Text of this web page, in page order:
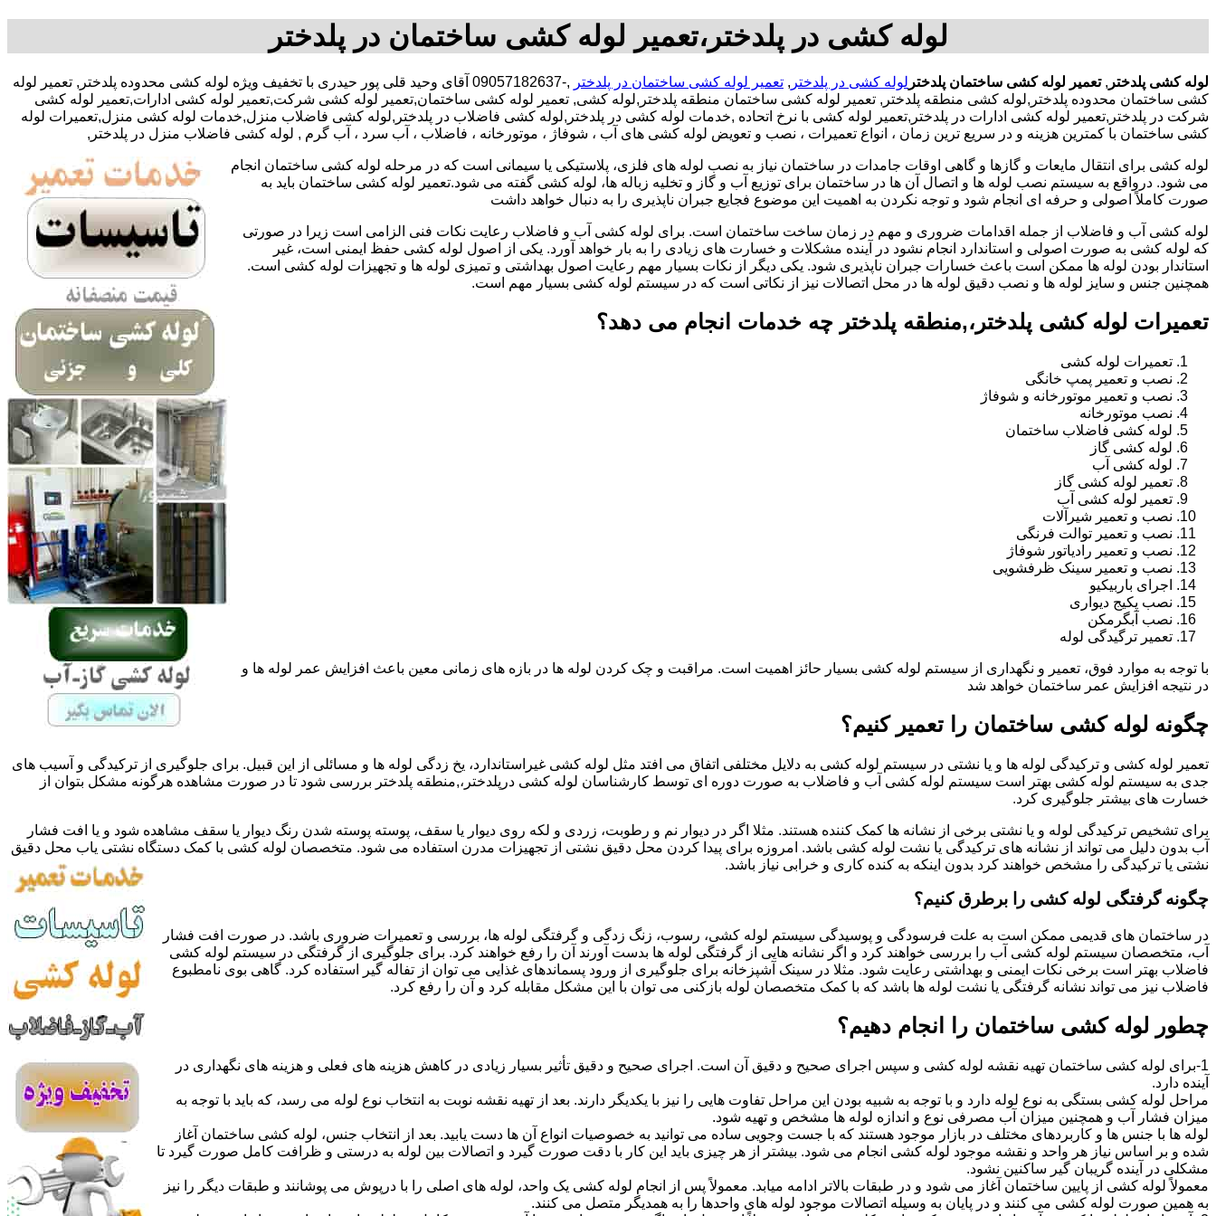
لوله کشی در پلدختر،تعمیر لوله کشی ساختمان در پلدختر
لوله کشی پلدختر ,تعمیر لوله کشی ساختمان پلدختر لوله کشی در پلدختر , تعمیر لوله کشی ساختمان در پلدختر
,-09057182637 آقای وحید قلی پور حیدری با تخفیف ویژه لوله کشی محدوده پلدختر, تعمیر لوله
کشی ساختمان محدوده پلدختر,لوله کشی منطقه پلدختر, تعمیر لوله کشی ساختمان منطقه پلدختر,لوله کشی, تعمیر لوله کشی ساختمان,تعمیر لوله کشی شرکت,تعمیر لوله کشی ادارات,تعمیر لوله کشی
شرکت در پلدختر,تعمیر لوله کشی ادارات در پلدختر,تعمیر لوله کشی با نرخ اتحاده ,خدمات لوله کشی در پلدختر,لوله کشی فاضلاب در پلدختر,لوله کشی فاضلاب منزل,خدمات لوله کشی منزل,تعمیرات لوله
کشی ساختمان با کمترین هزینه و در سریع ترین زمان ، انواع تعمیرات ، نصب و تعویض لوله کشی های آب ، شوفاژ ، موتورخانه ، فاضلاب ، آب سرد ، آب گرم , لوله کشی فاضلاب منزل در پلدختر,
لوله کشی برای انتقال مایعات و گازها و گاهی اوقات جامدات در ساختمان نیاز به نصب لوله های فلزی، پلاستیکی یا سیمانی است که در مرحله لوله کشی ساختمان انجام
می شود. درواقع به سیستم نصب لوله ها و اتصال آن ها در ساختمان برای توزیع آب و گاز و تخلیه زباله ها، لوله کشی گفته می شود.تعمیر لوله کشی ساختمان باید به
صورت کاملاً اصولی و حرفه ای انجام شود و توجه نکردن به اهمیت این موضوع فجایع جبران ناپذیری را به دنبال خواهد داشت
لوله کشی آب و فاضلاب از جمله اقدامات ضروری و مهم در زمان ساخت ساختمان است. برای لوله کشی آب و فاضلاب رعایت نکات فنی الزامی است زیرا در صورتی
که لوله کشی به صورت اصولی و استاندارد انجام نشود در آینده مشکلات و خسارت های زیادی را به بار خواهد آورد. یکی از اصول لوله کشی حفظ ایمنی است، غیر
استاندار بودن لوله ها ممکن است باعث خسارات جبران ناپذیری شود. یکی دیگر از نکات بسیار مهم رعایت اصول بهداشتی و تمیزی لوله ها و تجهیزات لوله کشی است.
همچنین جنس و سایز لوله ها و نصب دقیق لوله ها در محل اتصالات نیز از نکاتی است که در سیستم لوله کشی بسیار مهم است.
تعمیرات لوله کشی پلدختر،,منطقه پلدختر چه خدمات انجام می دهد؟
تعمیرات لوله کشی
نصب و تعمیر پمپ خانگی
نصب و تعمیر موتورخانه و شوفاژ
نصب موتورخانه
لوله کشی فاضلاب ساختمان
لوله کشی گاز
لوله کشی آب
تعمیر لوله کشی گاز
تعمیر لوله کشی آب
نصب و تعمیر شیرآلات
نصب و تعمیر توالت فرنگی
نصب و تعمیر رادیاتور شوفاژ
نصب و تعمیر سینک ظرفشویی
اجرای باربیکیو
نصب پکیج دیواری
نصب آبگرمکن
تعمیر ترگیدگی لوله
با توجه به موارد فوق، تعمیر و نگهداری از سیستم لوله کشی بسیار حائز اهمیت است. مراقبت و چک کردن لوله ها در بازه های زمانی معین باعث افزایش عمر لوله ها و
در نتیجه افزایش عمر ساختمان خواهد شد
چگونه لوله کشی ساختمان را تعمیر کنیم؟
تعمیر لوله کشی و ترکیدگی لوله ها و یا نشتی در سیستم لوله کشی به دلایل مختلفی اتفاق می افتد مثل لوله کشی غیراستاندارد، یخ زدگی لوله ها و مسائلی از این قبیل. برای جلوگیری از ترکیدگی و آسیب های
جدی به سیستم لوله کشی بهتر است سیستم لوله کشی آب و فاضلاب به صورت دوره ای توسط کارشناسان لوله کشی درپلدختر،,منطقه پلدختر بررسی شود تا در صورت مشاهده هرگونه مشکل بتوان از
خسارت های بیشتر جلوگیری کرد.
برای تشخیص ترکیدگی لوله و یا نشتی برخی از نشانه ها کمک کننده هستند. مثلا اگر در دیوار نم و رطوبت، زردی و لکه روی دیوار یا سقف، پوسته پوسته شدن رنگ دیوار یا سقف مشاهده شود و یا افت فشار
آب بدون دلیل می تواند از نشانه های ترکیدگی یا نشت لوله کشی باشد. امروزه برای پیدا کردن محل دقیق نشتی از تجهیزات مدرن استفاده می شود. متخصصان لوله کشی با کمک دستگاه نشتی یاب محل دقیق
نشتی یا ترکیدگی را مشخص خواهند کرد بدون اینکه به کنده کاری و خرابی نیاز باشد.
چگونه گرفتگی لوله کشی را برطرق کنیم؟
در ساختمان های قدیمی ممکن است به علت فرسودگی و پوسیدگی سیستم لوله کشی، رسوب، زنگ زدگی و گرفتگی لوله ها، بررسی و تعمیرات ضروری باشد. در صورت افت فشار
آب، متخصصان سیستم لوله کشی آب را بررسی خواهند کرد و اگر نشانه هایی از گرفتگی لوله ها بدست آورند آن را رفع خواهند کرد. برای جلوگیری از گرفتگی در سیستم لوله کشی
فاضلاب بهتر است برخی نکات ایمنی و بهداشتی رعایت شود. مثلا در سینک آشپزخانه برای جلوگیری از ورود پسماندهای غذایی می توان از تفاله گیر استفاده کرد. گاهی بوی نامطبوع
فاضلاب نیز می تواند نشانه گرفتگی یا نشت لوله ها باشد که با کمک متخصصان لوله بازکنی می توان با این مشکل مقابله کرد و آن را رفع کرد.
چطور لوله کشی ساختمان را انجام دهیم؟
1-برای لوله کشی ساختمان تهیه نقشه لوله کشی و سپس اجرای صحیح و دقیق آن است. اجرای صحیح و دقیق تأثیر بسیار زیادی در کاهش هزینه های فعلی و هزینه های نگهداری در
آینده دارد.
مراحل لوله کشی بستگی به نوع لوله دارد و با توجه به شبیه بودن این مراحل تفاوت هایی را نیز با یکدیگر دارند. بعد از تهیه نقشه نوبت به انتخاب نوع لوله می رسد، که باید با توجه به
میزان فشار آب و همچنین میزان آب مصرفی نوع و اندازه لوله ها مشخص و تهیه شود.
لوله ها با جنس ها و کاربردهای مختلف در بازار موجود هستند که با جست وجویی ساده می توانید به خصوصیات انواع آن ها دست یابید. بعد از انتخاب جنس، لوله کشی ساختمان آغاز
شده و بر اساس نیاز هر واحد و نقشه موجود لوله کشی انجام می شود. بیشتر از هر چیزی باید این کار با دقت صورت گیرد و اتصالات بین لوله به درستی و ظرافت کامل صورت گیرد تا
مشکلی در آینده گریبان گیر ساکنین نشود.
معمولاً لوله کشی از پایین ساختمان آغاز می شود و در طبقات بالاتر ادامه میابد. معمولاً پس از انجام لوله کشی یک واحد، لوله های اصلی را با درپوش می پوشانند و طبقات دیگر را نیز
به همین صورت لوله کشی می کنند و در پایان به وسیله اتصالات موجود لوله های واحدها را به همدیگر متصل می کنند.